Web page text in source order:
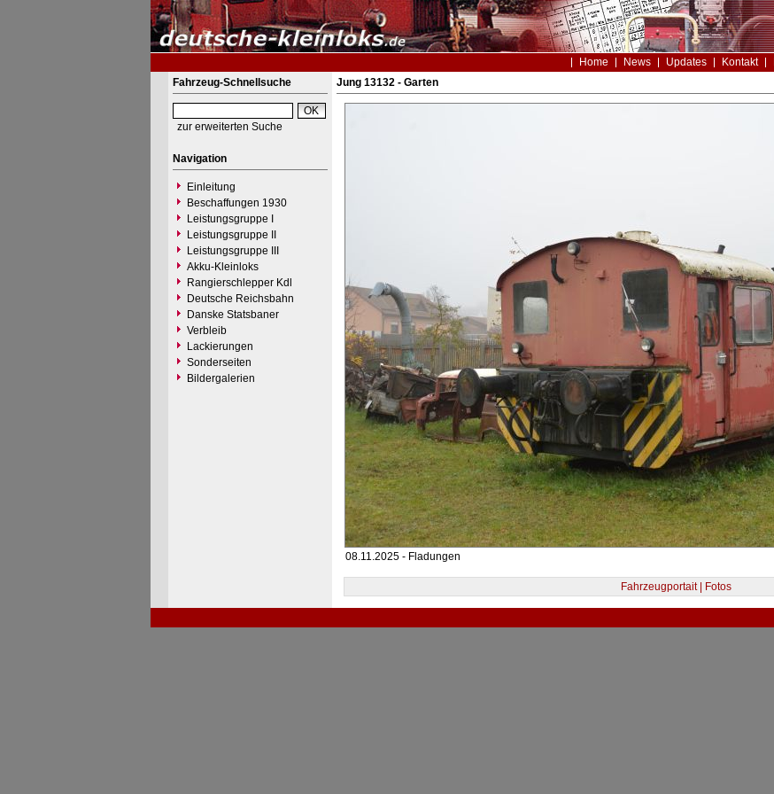
Home News Updates Kontakt
Fahrzeug-Schnellsuche
zur erweiterten Suche
Navigation
Einleitung
Beschaffungen 1930
Leistungsgruppe I
Leistungsgruppe II
Leistungsgruppe III
Akku-Kleinloks
Rangierschlepper Kdl
Deutsche Reichsbahn
Danske Statsbaner
Verbleib
Lackierungen
Sonderseiten
Bildergalerien
Jung 13132 - Garten
08.11.2025 - Fladungen
Fahrzeugportait | Fotos